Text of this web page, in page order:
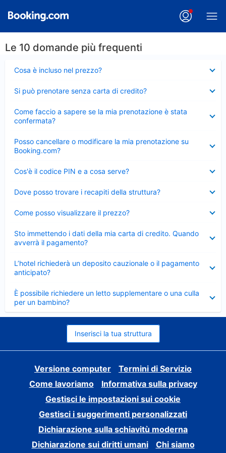
Le 10 domande più frequenti
Cosa è incluso nel prezzo?
chiuso
Si può prenotare senza carta di credito?
chiuso
Come faccio a sapere se la mia prenotazione è stata
confermata?
chiuso
Posso cancellare o modificare la mia prenotazione su
Booking.com?
chiuso
Cos'è il codice PIN e a cosa serve?
chiuso
Dove posso trovare i recapiti della struttura?
chiuso
Come posso visualizzare il prezzo?
chiuso
Sto immettendo i dati della mia carta di credito. Quando
avverrà il pagamento?
chiuso
L’hotel richiederà un deposito cauzionale o il pagamento
anticipato?
chiuso
È possibile richiedere un letto supplementare o una culla
per un bambino?
Elemento
chiuso
Inserisci la tua struttura
Versione computer
Termini di Servizio
Come lavoriamo
Informativa sulla privacy
Gestisci le impostazioni sui cookie
Gestisci i suggerimenti personalizzati
Dichiarazione sulla schiavitù moderna
Dichiarazione sui diritti umani
Chi siamo